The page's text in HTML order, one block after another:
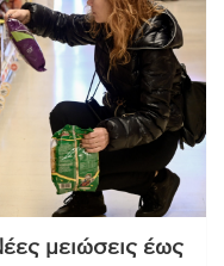
μειώσεις έως